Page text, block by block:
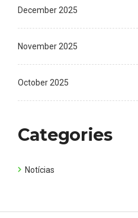
December 2025
November 2025
October 2025
Categories
Notícias